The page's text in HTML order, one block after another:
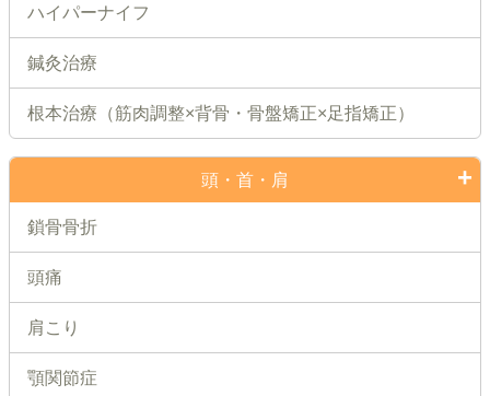
ハイパーナイフ
鍼灸治療
根本治療（筋肉調整×背骨・骨盤矯正×足指矯正）
頭・首・肩
鎖骨骨折
頭痛
肩こり
顎関節症